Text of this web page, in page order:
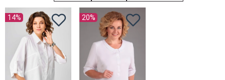
14% 20%